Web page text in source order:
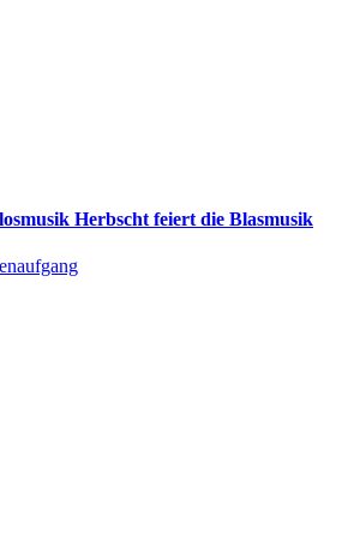
Herbscht feiert die Blasmusik